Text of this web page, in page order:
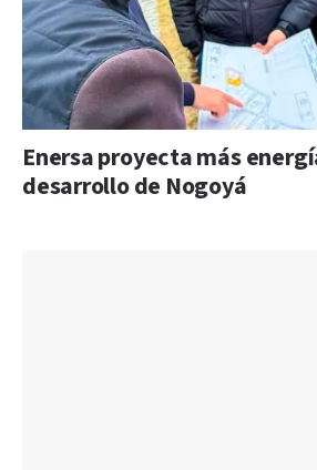
Enersa proyecta más
desarrollo de Nogoyá